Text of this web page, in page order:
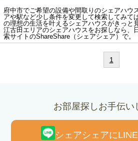
府中市でご希望の設備や間取りのシェアハウ
アや駅など少し条件を変更して検索してみて
の理想の生活を叶えるシェアハウスがきっと
江古田エリアのシェアハウスをお探しなら、
索サイトのShareShare（シェアシェア）で。
1
お部屋探しお手伝い
シェアシェアに